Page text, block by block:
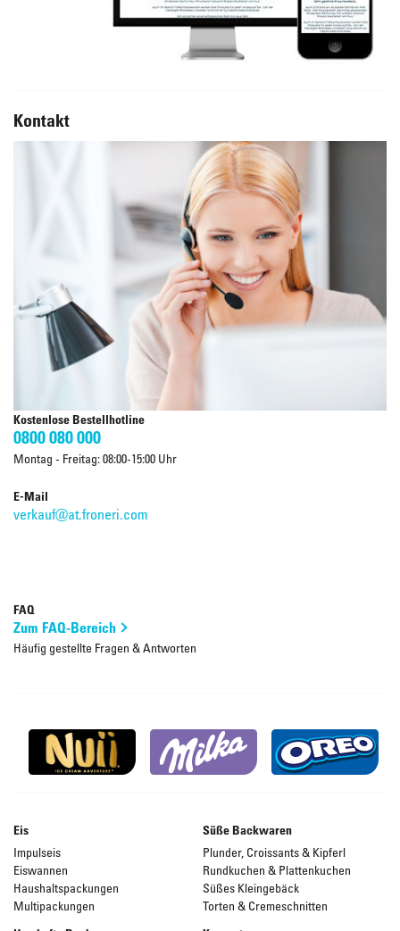
Kontakt
Kostenlose Bestellhotline
0800 080 000
Montag - Freitag: 08:00-15:00 Uhr
E-Mail
verkauf@at.froneri.com
FAQ
Zum FAQ-Bereich
Häufig gestellte Fragen & Antworten
Eis
Impulseis
Eiswannen
Haushaltspackungen
Multipackungen
Süße Backwaren
Plunder, Croissants & Kipferl
Rundkuchen & Plattenkuchen
Süßes Kleingebäck
Torten & Cremeschnitten